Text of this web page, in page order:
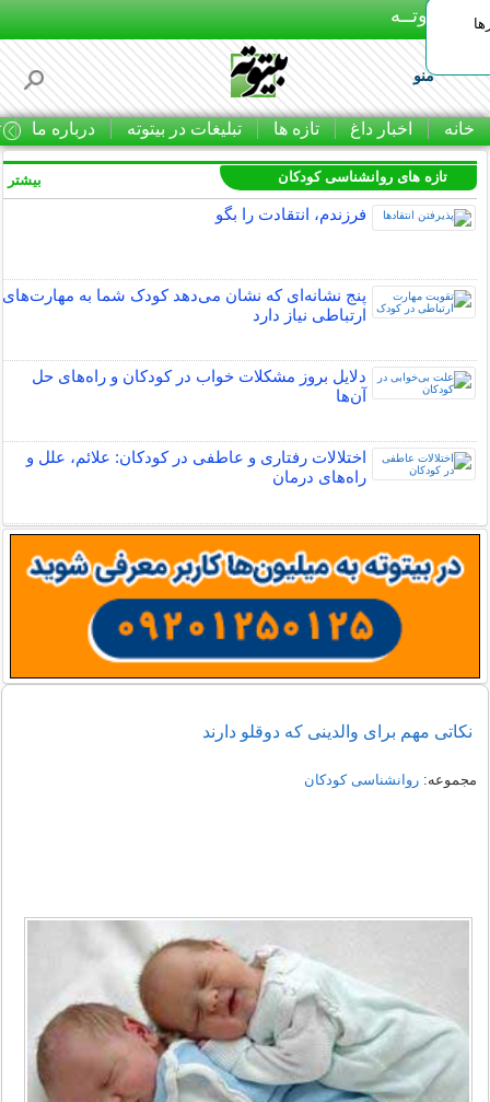
بـیتوتــه
منو
خانه اخبار داغ تازه ها تبلیغات در بیتوته درباره ما
تازه های روانشناسی کودکان
فرزندم، انتقادت را بگو
پنج نشانه‌ای که نشان می‌دهد کودک شما به مهارت‌های
ارتباطی نیاز دارد
دلایل بروز مشکلات خواب در کودکان و راه‌های حل
آن‌ها
اختلالات رفتاری و عاطفی در کودکان: علائم، علل و
راه‌های درمان
بیشتر
نکاتی مهم برای والدینی که دوقلو دارند
مجموعه:روانشناسی کودکان